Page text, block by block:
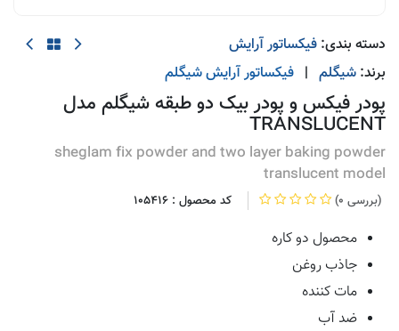
دسته بندی: فیکساتور آرایش
برند: شیگلم | فیکساتور آرایششیگلم
پودر فیکس و پودر بیک دو طبقه شیگلم مدل
TRANSLUCENT
sheglam fix powder and two layer baking powder
translucent model
(0 بررسی) کد محصول : 105416
محصول دو کاره
جاذب روغن
مات کننده
ضد آب